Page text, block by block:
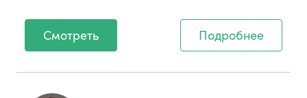
Смотреть Подробнее